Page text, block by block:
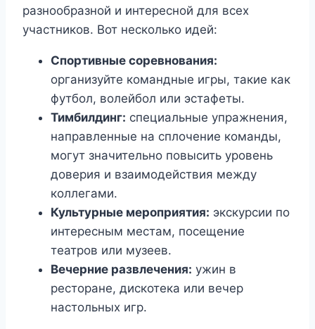
разнообразной и интересной для всех
участников. Вот несколько идей:
Спортивные соревнования:
организуйте командные игры, такие как
футбол, волейбол или эстафеты.
Тимбилдинг: специальные упражнения,
направленные на сплочение команды,
могут значительно повысить уровень
доверия и взаимодействия между
коллегами.
Культурные мероприятия: экскурсии по
интересным местам, посещение
театров или музеев.
Вечерние развлечения: ужин в
ресторане, дискотека или вечер
настольных игр.